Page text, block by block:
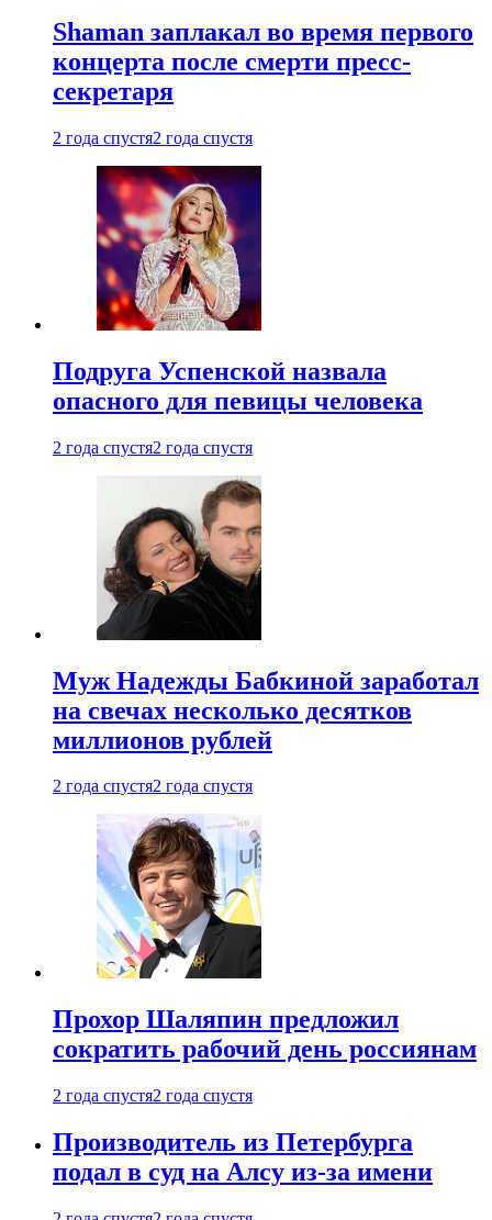
Shaman заплакал во время первого
концерта после смерти пресс-
секретаря
2 года спустя2 года спустя
Подруга Успенской назвала
опасного для певицы человека
2 года спустя2 года спустя
Муж Надежды Бабкиной заработал
на свечах несколько десятков
миллионов рублей
2 года спустя2 года спустя
Прохор Шаляпин предложил
сократить рабочий день россиянам
2 года спустя2 года спустя
Производитель из Петербурга
подал в суд на Алсу из-за имени